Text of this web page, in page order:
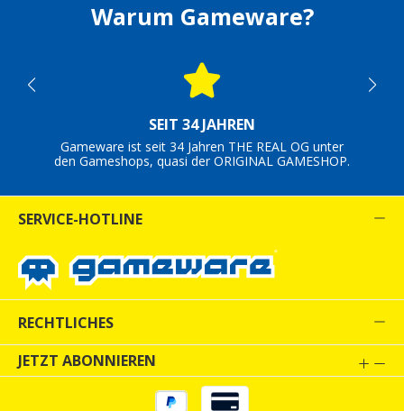
Warum Gameware?
SEIT 34 JAHREN
Gameware ist seit 34 Jahren THE REAL OG unter
den Gameshops, quasi der ORIGINAL GAMESHOP.
SERVICE-HOTLINE
RECHTLICHES
JETZT ABONNIEREN